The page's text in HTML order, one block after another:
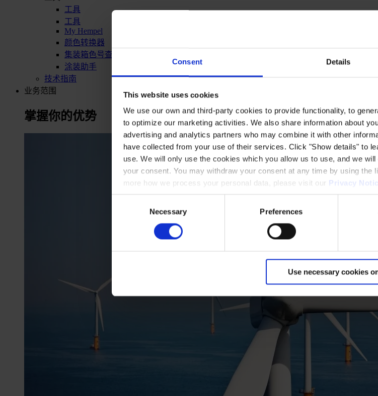
Consent Details
This website uses cookies
We use our own and third-party cookies to provide functionality, to
to optimize our marketing activities. We also share information about
advertising and analytics partners who may combine it with other
have collected from your use of their services. Click "Show details" to
use. We will only use the cookies which you allow us to use, and we
your consent. You may withdraw your consent at any time by using the
more how we process your personal data, please visit our Privacy
Necessary Preferences
Use necessary cookies
工具
工具
My Hempel
颜色转换器
集装箱色号查询
涂装助手
技术指南
业务范围
掌握你的优势